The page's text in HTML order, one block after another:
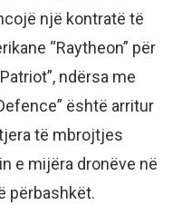
një kontratë të
“Raytheon” për
ndërsa me
është arritur
të mbrojtjes
e mijëra dronëve në
përbashkët.